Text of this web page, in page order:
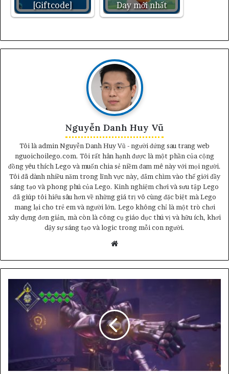
[Giftcode]
Day mới nhất
Nguyễn Danh Huy Vũ
Tôi là admin Nguyễn Danh Huy Vũ - người đứng sau trang web
nguoichoilego.com. Tôi rất hân hạnh được là một phần của cộng
đồng yêu thích Lego và muốn chia sẻ niềm đam mê này với mọi người.
Tôi đã dành nhiều năm trong lĩnh vực này, đắm chìm vào thế giới đầy
sáng tạo và phong phú của Lego. Kinh nghiệm chơi và sưu tập Lego
đã giúp tôi hiểu sâu hơn về những giá trị vô cùng đặc biệt mà Lego
mang lại cho trẻ em và người lớn. Lego không chỉ là một trò chơi
xây dựng đơn giản, mà còn là công cụ giáo dục thú vị và hữu ích, khơi
dậy sự sáng tạo và logic trong mỗi con người.